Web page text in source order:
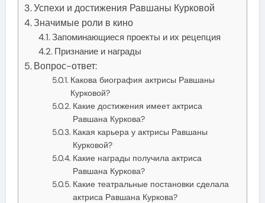
Успехи и достижения Равшаны Курковой
Значимые роли в кино
Запоминающиеся проекты и их рецепция
Признание и награды
Вопрос-ответ:
Какова биография актрисы Равшаны
Курковой?
Какие достижения имеет актриса
Равшана Куркова?
Какая карьера у актрисы Равшаны
Курковой?
Какие награды получила актриса
Равшана Куркова?
Какие театральные постановки сделала
актриса Равшана Куркова?